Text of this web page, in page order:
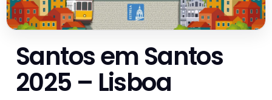
Santos em Santos
2025 – Lisboa